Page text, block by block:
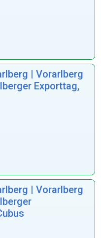
| Vorarlberg
Exporttag,
| Vorarlberg